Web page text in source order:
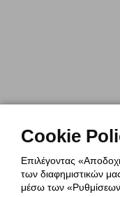
Cookie
Επιλέγοντας
των διαφημιστικών
μέσω των «Ρυθμίσεων